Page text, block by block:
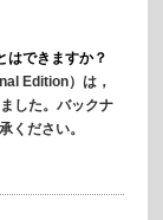
はできますか？
Edition）は，
した。バックナ
ください。